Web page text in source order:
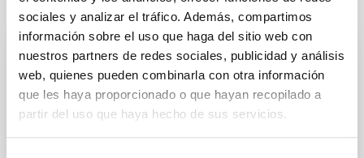
sociales y analizar el tráfico. Además, compartimos
información sobre el uso que haga del sitio web con
nuestros partners de redes sociales, publicidad y análisis
web, quienes pueden combinarla con otra información
que les haya proporcionado o que hayan recopilado a
partir del uso que haya hecho de sus servicios.
Te puede interesar
Magnetic Field Alignment with Dense
Cores in the Transition between Cloud and
Core Scales